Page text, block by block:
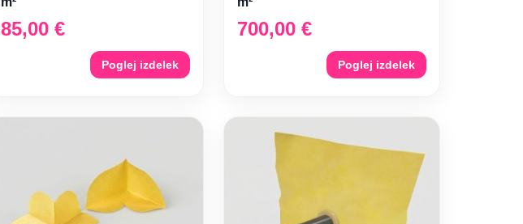
85,00 €
Poglej izdelek
700,00 €
Poglej izdelek